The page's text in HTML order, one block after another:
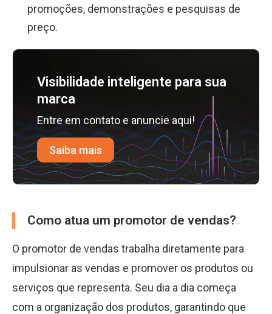
promoções, demonstrações e pesquisas de
preço.
Visibilidade inteligente para sua
marca
Entre em contato e anuncie aqui!
Saiba mais
Como atua um promotor de vendas?
O promotor de vendas trabalha diretamente para
impulsionar as vendas e promover os produtos ou
serviços que representa. Seu dia a dia começa
com a organização dos produtos, garantindo que